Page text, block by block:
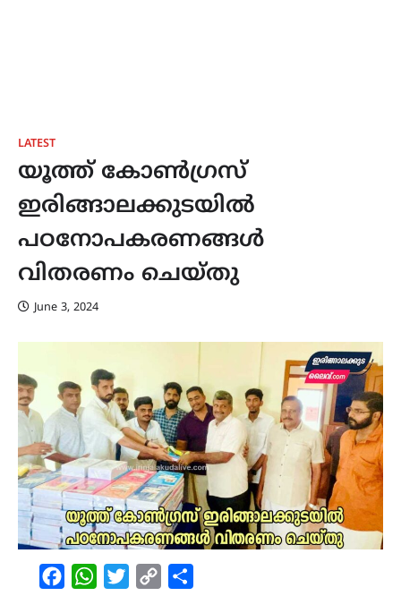
LATEST
യൂത്ത് കോൺഗ്രസ്
ഇരിങ്ങാലക്കുടയിൽ
പഠനോപകരണങ്ങൾ
വിതരണം ചെയ്തു
June 3, 2024
FacebookWhatsAppTwitterCopy